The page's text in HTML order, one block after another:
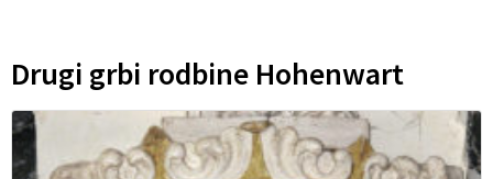
Drugi grbi rodbine Hohenwart